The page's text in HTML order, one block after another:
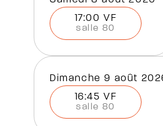
17:00 VF
salle 80
dimanche 9 août
16:45 VF
salle 80